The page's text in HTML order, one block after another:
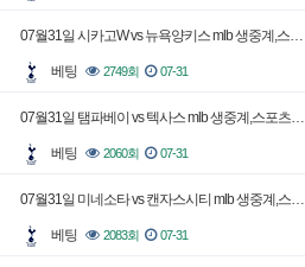
07월31일 시카고W vs 뉴욕양키스 mlb 생중계,스…
베팅 2749회 07-31
07월31일 탬파베이 vs 텍사스 mlb 생중계,스포츠…
베팅 2060회 07-31
07월31일 미네소타 vs 캔자스시티 mlb 생중계,스…
베팅 2083회 07-31